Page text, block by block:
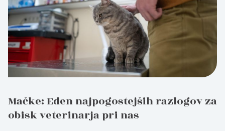
Mačke: Eden najpogostejših razlogov za
obisk veterinarja pri nas